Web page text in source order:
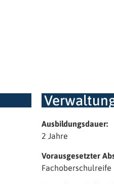
Ausbildungsdauer:
2 Jahre
Vorausgesetzter
Fachoberschulreife